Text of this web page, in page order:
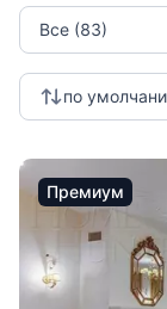
Все (83)
по
Премиум